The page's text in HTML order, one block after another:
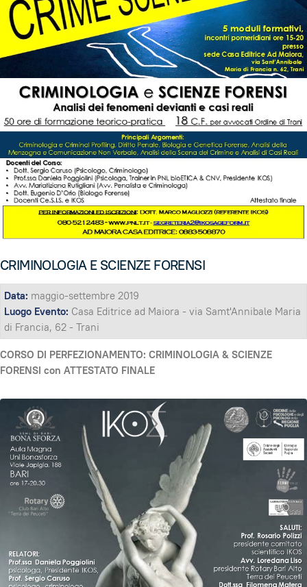
CRIMINOLOGIA E SCIENZE FORENSI
Data: maggio-settembre 2019
Luogo Evento: Casa Editrice ad Maiora - via Samt'Annibale Maria
di Francia, 62 - Trani
CORSO DI PERFEZIONAMENTO: CRIMINOLOGIA & SCIENZE
FORENSI con ATTESTATO FINALE